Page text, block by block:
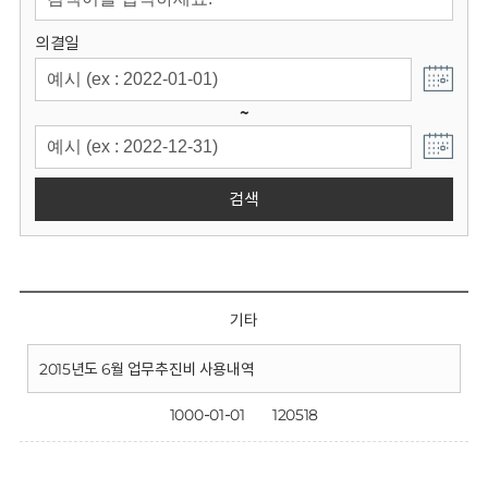
의결일
~
검색
기타
2015년도 6월 업무추진비 사용내역
1000-01-01 120518